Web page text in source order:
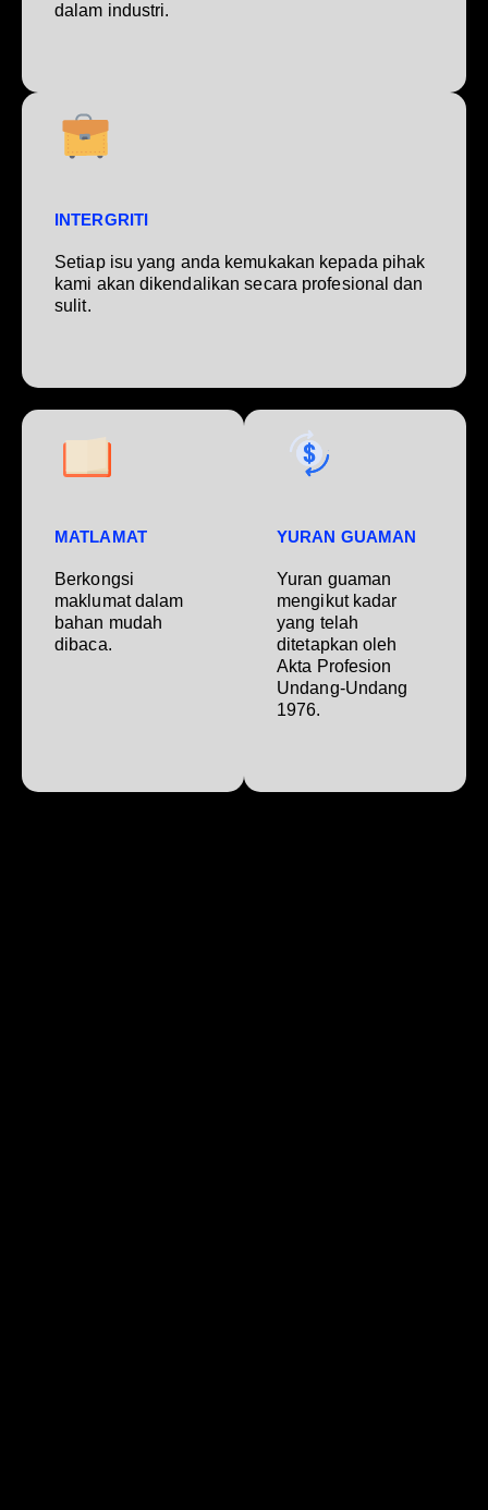
dalam industri.
INTERGRITI
Setiap isu yang anda kemukakan kepada pihak
kami akan dikendalikan secara profesional dan
sulit.
MATLAMAT
Berkongsi
maklumat dalam
bahan mudah
dibaca.
YURAN GUAMAN
Yuran guaman
mengikut kadar
yang telah
ditetapkan oleh
Akta Profesion
Undang-Undang
1976.